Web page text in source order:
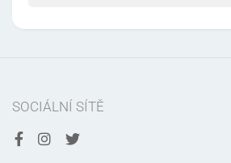
SOCIÁLNÍ SÍTĚ